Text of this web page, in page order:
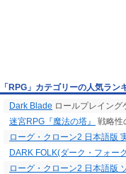
「RPG」カテゴリーの人気ラン
Dark Blade ロールプレイング
迷宮RPG『魔法の塔』
戦略性
ローグ・クローン2 日本語版
DARK FOLK(ダーク・フォー
ローグ・クローン2 日本語版